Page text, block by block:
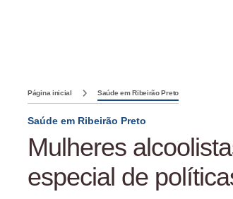
Página inicial Saúde em Ribeirão Preto
Saúde em Ribeirão Preto
Mulheres
especial de